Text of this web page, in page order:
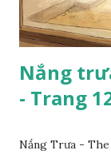
Nắng
- Trang
Nắng Trưa -